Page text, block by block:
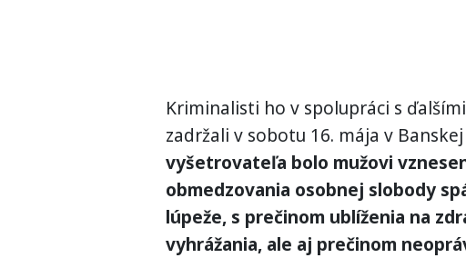
Kriminalisti ho v spolupráci s
zadržali v sobotu 16. mája v
vyšetrovateľa bolo mužovi
obmedzovania osobnej slobody
lúpeže, s prečinom ublíženia na
vyhrážania, ale aj prečinom